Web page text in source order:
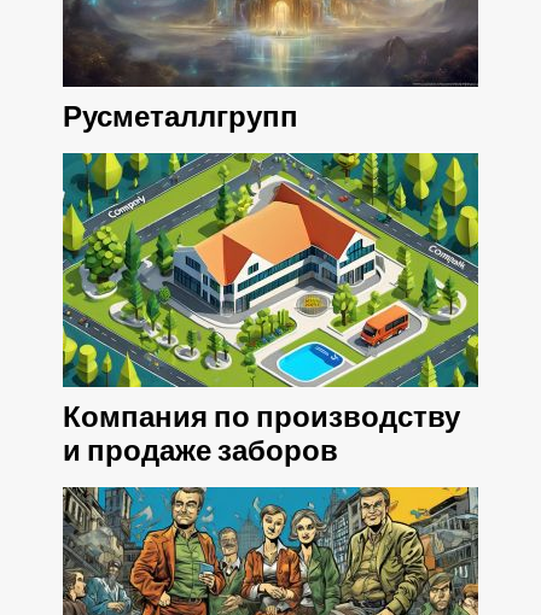
Русметаллгрупп
Компания по производству
и продаже заборов